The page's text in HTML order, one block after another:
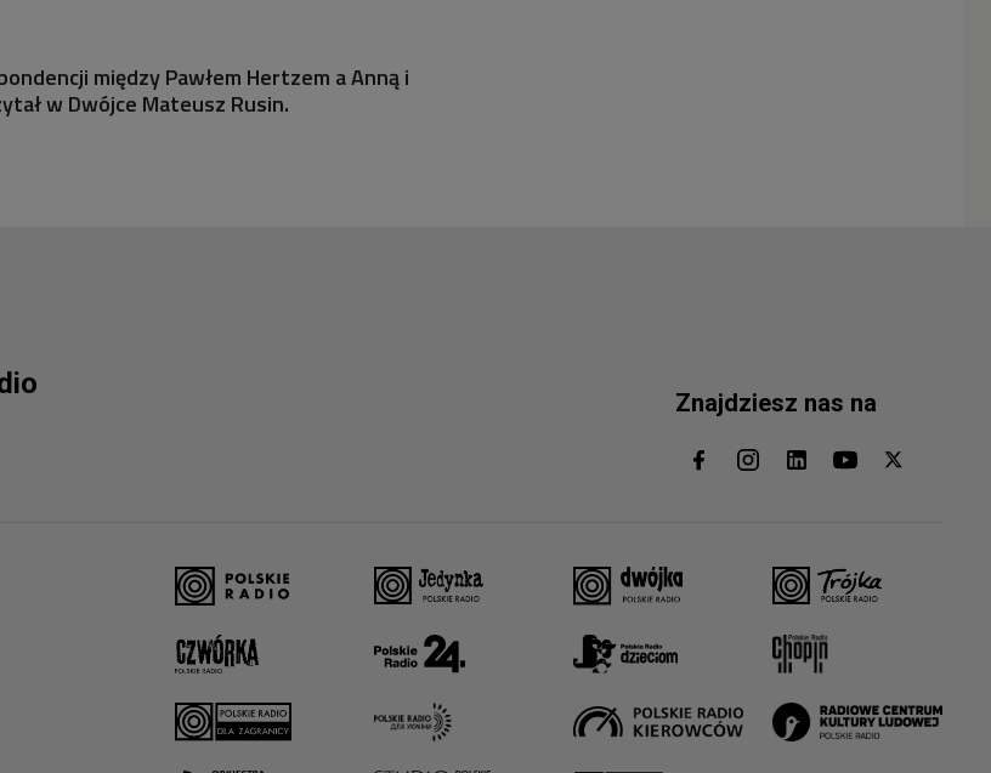
między Pawłem Hertzem a Anną i
w Dwójce Mateusz Rusin.
Znajdziesz nas na